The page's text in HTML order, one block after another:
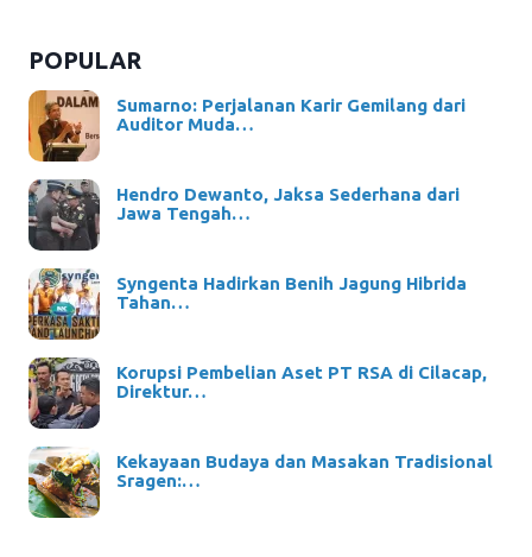
POPULAR
Sumarno: Perjalanan Karir Gemilang dari
Auditor Muda…
Hendro Dewanto, Jaksa Sederhana dari
Jawa Tengah…
Syngenta Hadirkan Benih Jagung Hibrida
Tahan…
Korupsi Pembelian Aset PT RSA di Cilacap,
Direktur…
Kekayaan Budaya dan Masakan Tradisional
Sragen:…